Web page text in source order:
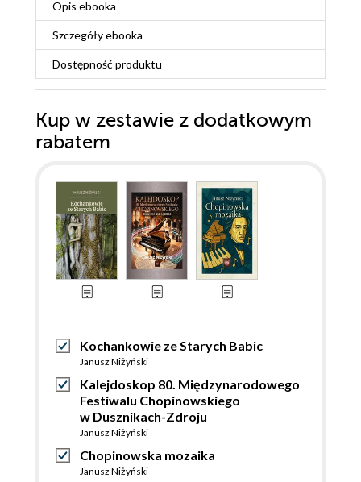
Opis ebooka
Szczegółyebooka
Dostępność produktu
Kup w zestawie z dodatkowym
rabatem
Kochankowie ze Starych Babic
Janusz Niżyński
Kalejdoskop 80. Międzynarodowego
Festiwalu Chopinowskiego
w Dusznikach-Zdroju
Janusz Niżyński
Chopinowska mozaika
Janusz Niżyński